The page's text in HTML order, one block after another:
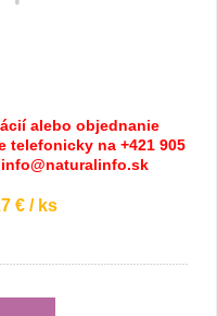
alebo objednanie
telefonicky na +421 905
€ / ks